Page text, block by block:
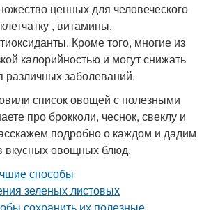
ценных для человеческого
, витамины,
Кроме того, многие из
калорийностью и могут снижать
различных заболеваний.
список овощей с полезными
про брокколи, чеснок, свеклу и
подробно о каждом и дадим
вкусных овощных блюд.